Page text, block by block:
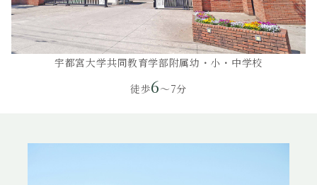
宇都宮大学共同教育学部附属幼・小・中学校
徒歩6～7分